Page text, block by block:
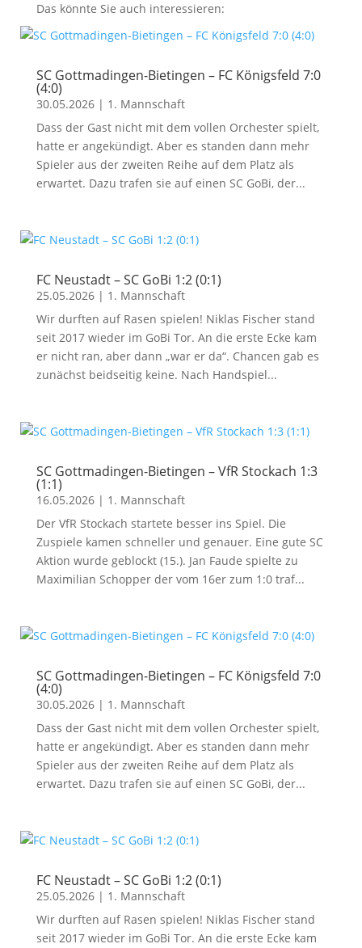
Das könnte Sie auch interessieren:
SC Gottmadingen-Bietingen – FC Königsfeld 7:0
(4:0)
30.05.2026| 1. Mannschaft
Dass der Gast nicht mit dem vollen Orchester spielt,
hatte er angekündigt. Aber es standen dann mehr
Spieler aus der zweiten Reihe auf dem Platz als
erwartet. Dazu trafen sie auf einen SC GoBi, der...
FC Neustadt – SC GoBi 1:2 (0:1)
25.05.2026| 1. Mannschaft
Wir durften auf Rasen spielen! Niklas Fischer stand
seit 2017 wieder im GoBi Tor. An die erste Ecke kam
er nicht ran, aber dann „war er da“. Chancen gab es
zunächst beidseitig keine. Nach Handspiel...
SC Gottmadingen-Bietingen – VfR Stockach 1:3
(1:1)
16.05.2026| 1. Mannschaft
Der VfR Stockach startete besser ins Spiel. Die
Zuspiele kamen schneller und genauer. Eine gute SC
Aktion wurde geblockt (15.). Jan Faude spielte zu
Maximilian Schopper der vom 16er zum 1:0 traf...
SC Gottmadingen-Bietingen – FC Königsfeld 7:0
(4:0)
30.05.2026| 1. Mannschaft
Dass der Gast nicht mit dem vollen Orchester spielt,
hatte er angekündigt. Aber es standen dann mehr
Spieler aus der zweiten Reihe auf dem Platz als
erwartet. Dazu trafen sie auf einen SC GoBi, der...
FC Neustadt – SC GoBi 1:2 (0:1)
25.05.2026| 1. Mannschaft
Wir durften auf Rasen spielen! Niklas Fischer stand
seit 2017 wieder im GoBi Tor. An die erste Ecke kam